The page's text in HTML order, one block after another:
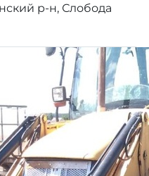
р-н, Слобода